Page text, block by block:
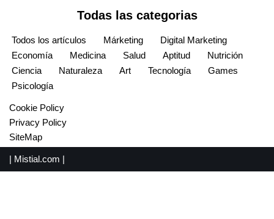
Todas las categorias
Todos los artículos Márketing
Digital Marketing
Economía
Medicina Salud Aptitud
Nutrición
Ciencia
Naturaleza Art Tecnología
Games
Psicología
Cookie Policy
Privacy Policy
SiteMap
| Mistial.com |